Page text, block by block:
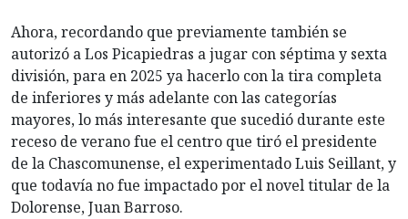
Ahora, recordando que previamente también se
autorizó a Los Picapiedras a jugar con séptima y sexta
división, para en 2025 ya hacerlo con la tira completa
de inferiores y más adelante con las categorías
mayores, lo más interesante que sucedió durante este
receso de verano fue el centro que tiró el presidente
de la Chascomunense, el experimentado Luis Seillant, y
que todavía no fue impactado por el novel titular de la
Dolorense, Juan Barroso.